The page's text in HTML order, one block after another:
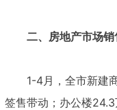
二、房地产市场
1-4月，全市新建
签售带动；办公楼24.3